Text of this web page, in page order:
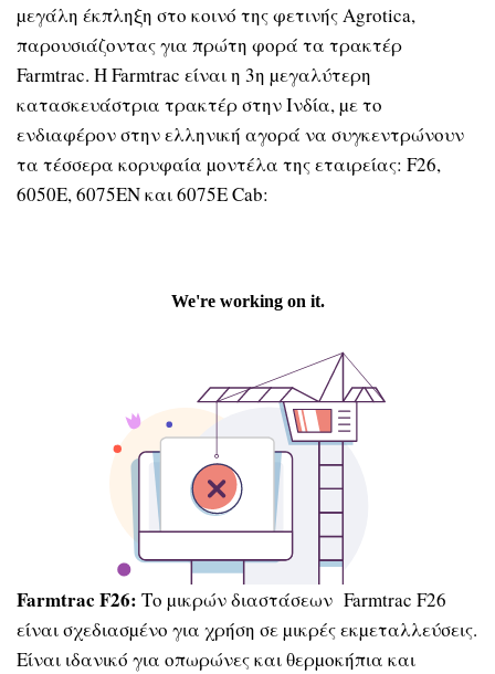
µεγάλη έκπληξη στο κοινό της φετινής Agrotica,
παρουσιάζοντας για πρώτη φορά τα τρακτέρ
Farmtrac. H Farmtrac είναι η 3η µεγαλύτερη
κατασκευάστρια τρακτέρ στην Ινδία, µε το
ενδιαφέρον στην ελληνική αγορά να συγκεντρώνουν
τα τέσσερα κορυφαία µοντέλα της εταιρείας: F26,
6050E, 6075EN και 6075Ε Cab:
Farmtrac F26: Το µικρών διαστάσεων Farmtrac F26
είναι σχεδιασµένο για χρήση σε µικρές εκµεταλλεύσεις.
Είναι ιδανικό για οπωρώνες και θερµοκήπια και